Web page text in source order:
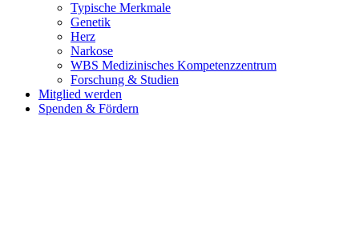
Typische Merkmale
Genetik
Herz
Narkose
WBS Medizinisches Kompetenzzentrum
Forschung & Studien
Mitglied werden
Spenden & Fördern